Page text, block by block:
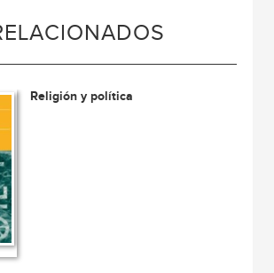
Religión y política